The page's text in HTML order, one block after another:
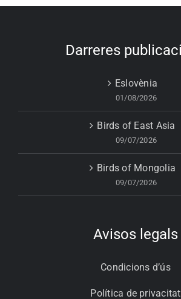
Darreres
Eslovènia
01/08/2026
Birds of East Asia
09/07/2026
Birds of Mongolia
09/07/2026
Avisos legals
Condicions d’ús
Política de privacitat